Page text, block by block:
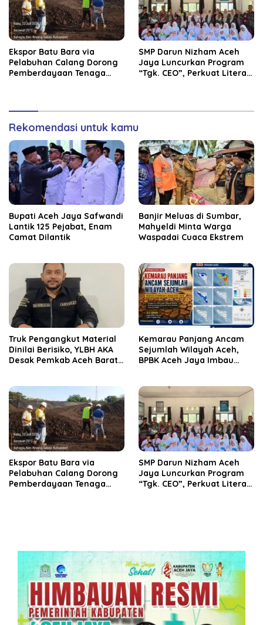
‎Ekspor Batu Bara via
Pelabuhan Calang Dorong
Pemberdayaan Tenaga
SMP Darun Nizham Aceh
Jaya Luncurkan Program
“Tgk. CEO”, Perkuat Literasi
Rekomendasi untuk kamu
Bupati Aceh Jaya Safwandi
Lantik 125 Pejabat, Enam
Camat Dilantik
Banjir Meluas di Sumbar,
Mahyeldi Minta Warga
Waspadai Cuaca Ekstrem
Truk Pengangkut Material
Dinilai Berisiko, YLBH AKA
Desak Pemkab Aceh Barat
Kemarau Panjang Ancam
Sejumlah Wilayah Aceh,
BPBK Aceh Jaya Imbau
‎Ekspor Batu Bara via
Pelabuhan Calang Dorong
Pemberdayaan Tenaga
SMP Darun Nizham Aceh
Jaya Luncurkan Program
“Tgk. CEO”, Perkuat Literasi